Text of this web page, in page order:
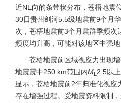
近NE向的条带状分布，苍梧地震
30日贵州剑河5.5级地震前9个月
次，苍梧地震前3个月震群季频次
频度均升高，可能对该地区中强地
苍梧地震前区域视应力出现
地震震中250 km范围内ML 2.5以
显示，苍梧地震前2年归准化视应
存在增强过程。受地震资料限制